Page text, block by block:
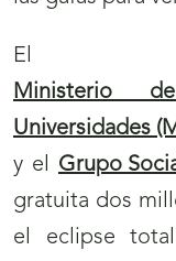
El
Ministerio
Universidades
y el Grupo
gratuita dos
el eclipse